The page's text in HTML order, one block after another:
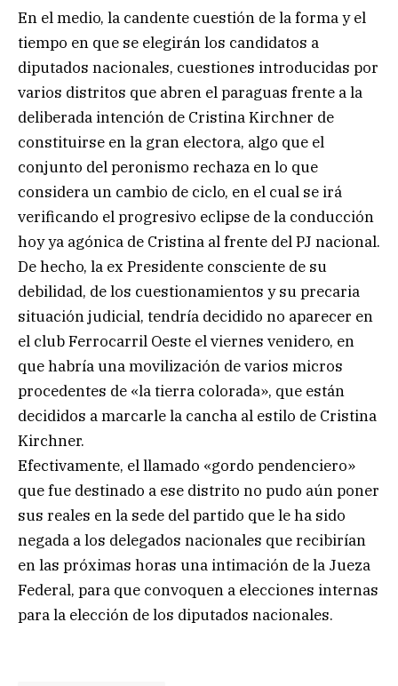
En el medio, la candente cuestión de la forma y el
tiempo en que se elegirán los candidatos a
diputados nacionales, cuestiones introducidas por
varios distritos que abren el paraguas frente a la
deliberada intención de Cristina Kirchner de
constituirse en la gran electora, algo que el
conjunto del peronismo rechaza en lo que
considera un cambio de ciclo, en el cual se irá
verificando el progresivo eclipse de la conducción
hoy ya agónica de Cristina al frente del PJ nacional.
De hecho, la ex Presidente consciente de su
debilidad, de los cuestionamientos y su precaria
situación judicial, tendría decidido no aparecer en
el club Ferrocarril Oeste el viernes venidero, en
que habría una movilización de varios micros
procedentes de «la tierra colorada», que están
decididos a marcarle la cancha al estilo de Cristina
Kirchner.
Efectivamente, el llamado «gordo pendenciero»
que fue destinado a ese distrito no pudo aún poner
sus reales en la sede del partido que le ha sido
negada a los delegados nacionales que recibirían
en las próximas horas una intimación de la Jueza
Federal, para que convoquen a elecciones internas
para la elección de los diputados nacionales.